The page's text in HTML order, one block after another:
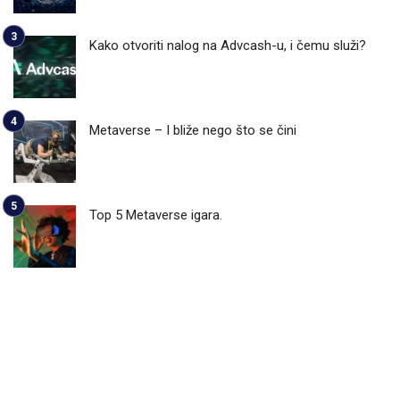
Kako otvoriti nalog na Advcash-u, i čemu služi?
Metaverse – I bliže nego što se čini
Top 5 Metaverse igara.